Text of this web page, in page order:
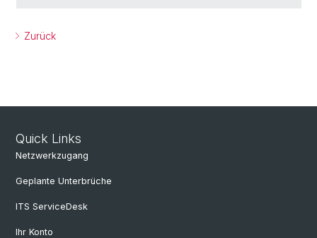
Zurück
Quick Links
Netzwerkzugang
Geplante Unterbrüche
ITS ServiceDesk
Ihr Konto